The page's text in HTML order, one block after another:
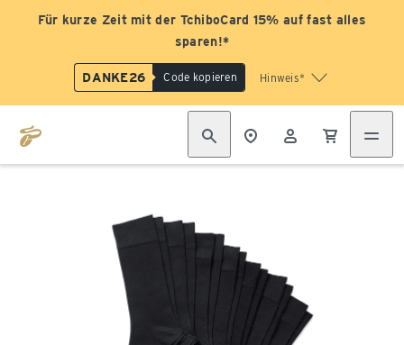
Für kurze Zeit mit der TchiboCard 15% auf fast alles
sparen!*
DANKE26 Code kopieren Hinweis*